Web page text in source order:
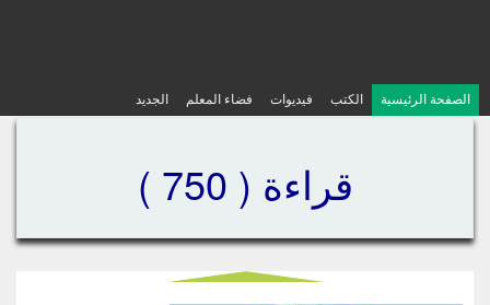
الصفحة الرئيسية الكتب فيديوات فضاء المعلم الجديد
قراءة ( 750 )